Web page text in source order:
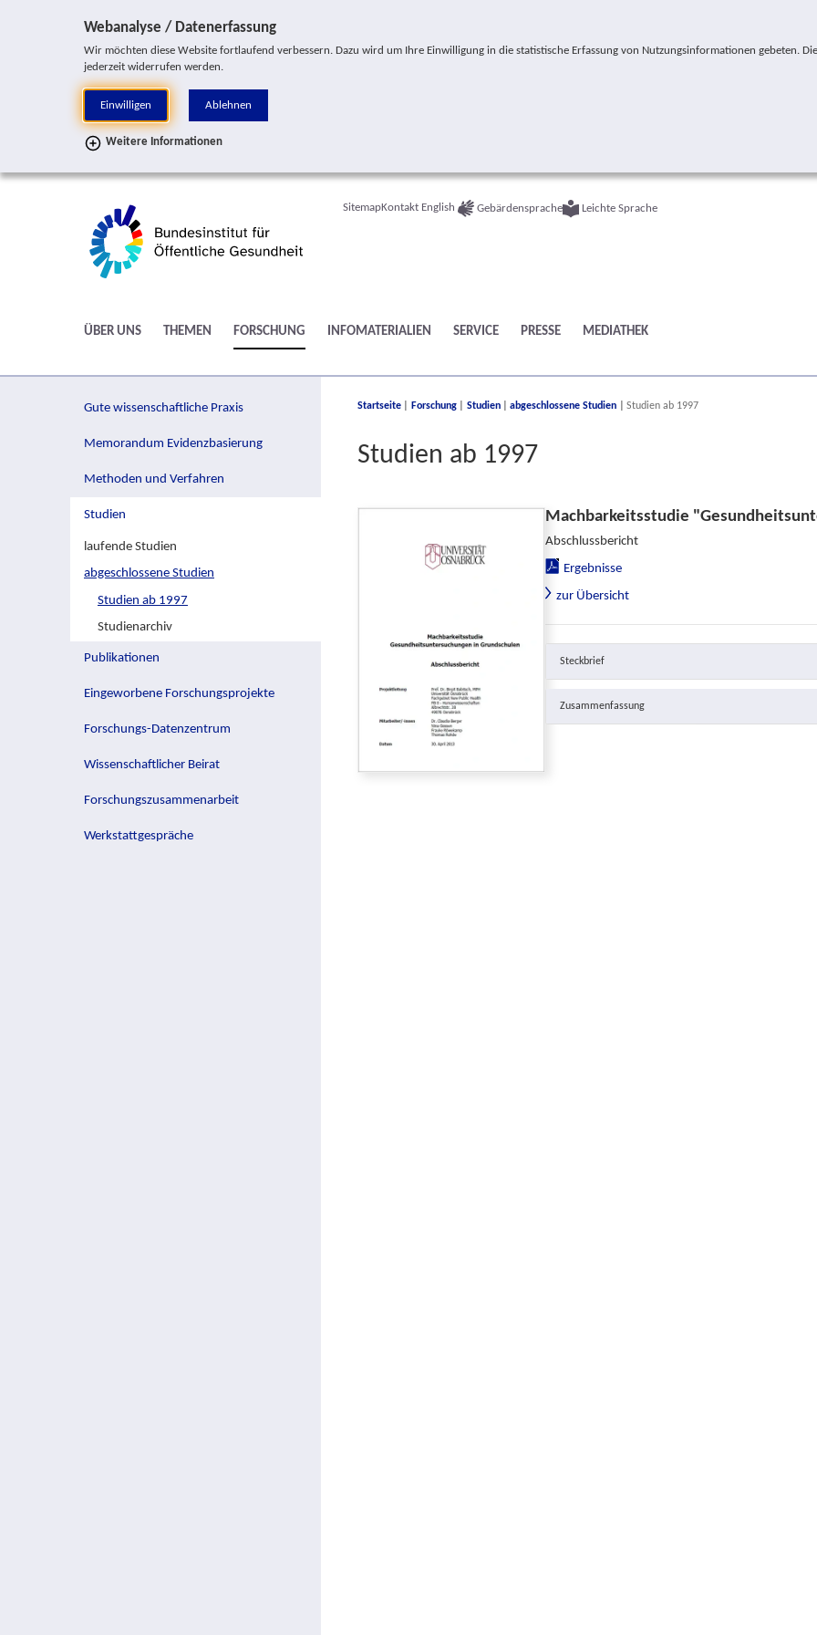
Webanalyse / Datenerfassung
Wir möchten diese Website fortlaufend verbessern. Dazu wird um Ihre Einwilligung in die statistische Erfassung von Nutzungsinformationen gebeten.
jederzeit widerrufen werden.
Einwilligen Ablehnen
Weitere Informationen
SitemapKontakt English Gebärdensprache Leichte Sprache
ÜBER UNS THEMEN FORSCHUNG INFOMATERIALIEN SERVICE PRESSE MEDIATHEK
Gute wissenschaftliche Praxis
Memorandum Evidenzbasierung
Methoden und Verfahren
Studien
laufende Studien
abgeschlossene Studien
Studien ab 1997
Studienarchiv
Publikationen
Eingeworbene Forschungsprojekte
Forschungs-Datenzentrum
Wissenschaftlicher Beirat
Forschungszusammenarbeit
Werkstattgespräche
You are here:
Startseite Forschung Studien abgeschlossene Studien Studien ab 1997
Studien ab 1997
Machbarkeitsstudie
Abschlussbericht
Ergebnisse
zur Übersicht
Steckbrief
Zusammenfassung